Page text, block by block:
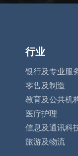
行业
银行及专业服
零售及制造
教育及公共机
医疗护理
信息及通讯科
旅游及物流